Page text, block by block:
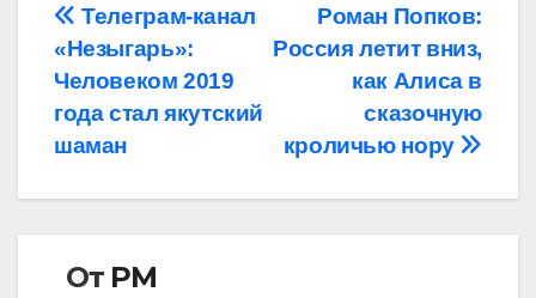
Навигация
по
записям
Роман Попков:
Россия летит вниз,
как Алиса в
сказочную
кроличью нору
Телеграм-канал
«Незыгарь»:
Человеком 2019
года стал якутский
шаман
От РМ